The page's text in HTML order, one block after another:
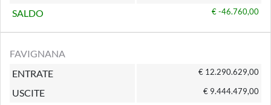
SALDO € -46.760,00
FAVIGNANA
ENTRATE
€ 12.290.629,00
USCITE € 9.444.479,00